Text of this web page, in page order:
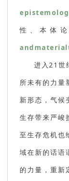
性、本体
进入21世
所未有的力量
新形态，气候
生存带来严峻
至生存危机也
域在新的话语
的力量，重新